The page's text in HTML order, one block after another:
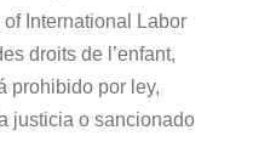
International Labor
droits de l’enfant,
prohibido por ley,
justicia o sancionado